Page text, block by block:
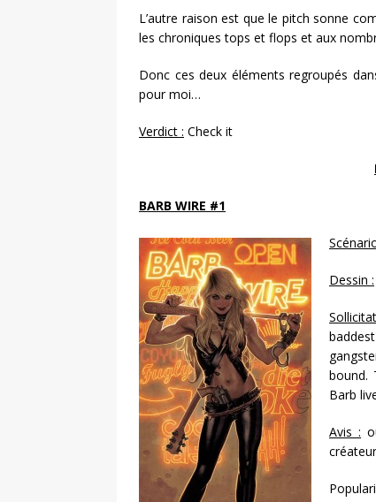
L’autre raison est que le pitch sonne
les chroniques tops et flops et aux
Donc ces deux éléments regroupés
pour moi…
Verdict : Check it
BARB WIRE #1
Dessin :
bound.
Barb
Avis :